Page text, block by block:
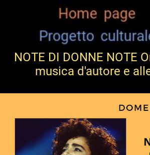
NOTE DI DONNE NOTE
musica d'autore e